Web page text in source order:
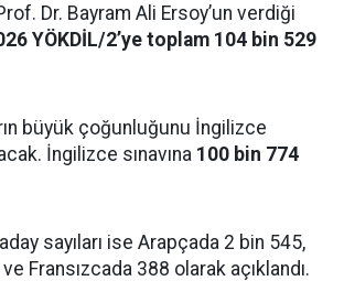
Dr. Bayram Ali Ersoy’un verdiği
YÖKDİL/2’ye toplam 104 bin 529
büyük çoğunluğunu İngilizce
İngilizce sınavına 100 bin 774
sayıları ise Arapçada 2 bin 545,
Fransızcada 388 olarak açıklandı.